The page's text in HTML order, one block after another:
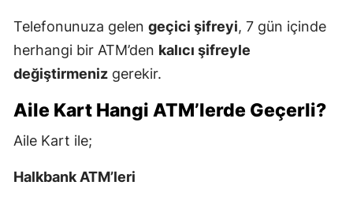
Telefonunuza gelen geçici şifreyi, 7 gün içinde
herhangi bir ATM’den kalıcı şifreyle
değiştirmeniz gerekir.
Aile Kart Hangi ATM’lerde Geçerli?
Aile Kart ile;
Halkbank ATM’leri